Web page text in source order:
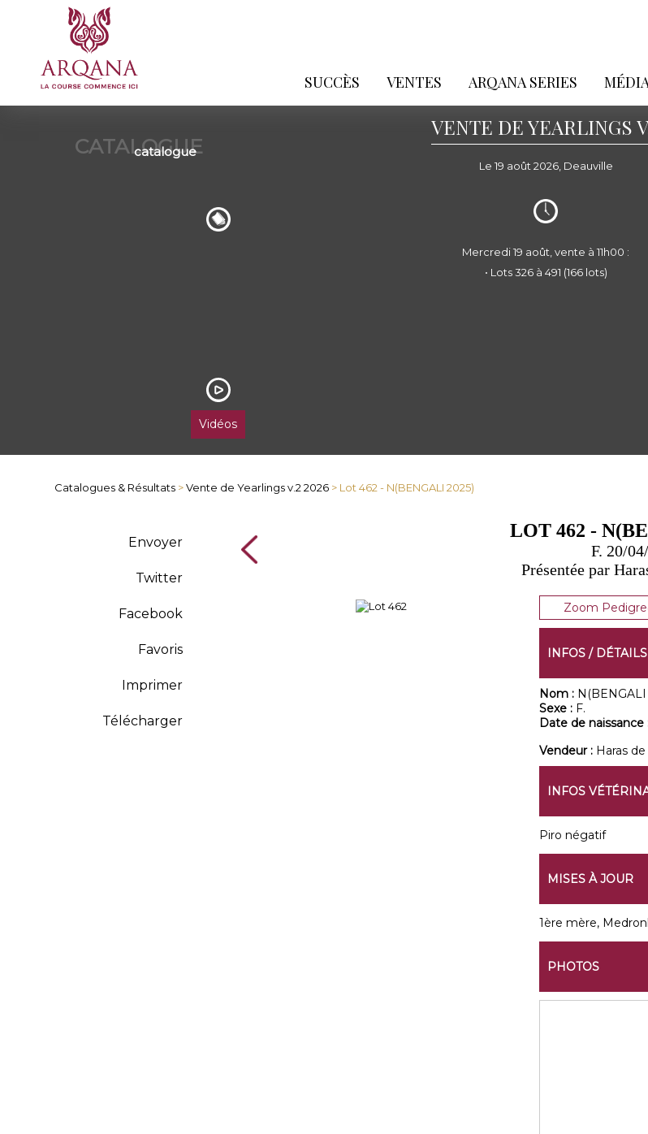
SUCCÈS VENTES ARQANA SERIES
CATALOGUE
catalogue
VENTE DE YEARLINGS
Le 19 août 2026, Deauville
Vidéos
Mercredi 19 août, vente à 11h00 :
• Lots 326 à 491 (166 lots)
Catalogues & Résultats >Vente de Yearlings v.2 2026 > Lot 462 - N(BENGALI 2025)
Envoyer
Twitter
Facebook
Favoris
Imprimer
Télécharger
LOT 462 -
F. 20/
Présentée par
Zoom
INFOS / DÉTAILS
Nom : N(BENGALI
Sexe : F.
Date de naissance
Vendeur : Haras
INFOS
Piro négatif
MISES À JOUR
1ère mère,
PHOTOS